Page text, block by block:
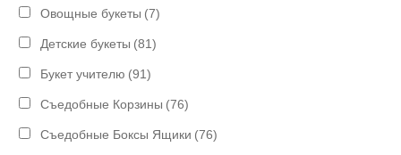
Овощные букеты (7)
Детские букеты (81)
Букет учителю (91)
Съедобные Корзины (76)
Съедобные Боксы Ящики (76)